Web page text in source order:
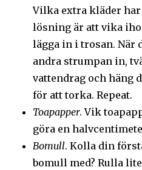
Vilka extra kläder har
lösning är att vika
lägga in i trosan. När
andra strumpan in,
vattendrag och häng
för att torka. Repeat.
Toapapper. Vik
göra en
Bomull. Kolla din
bomull med? Rulla